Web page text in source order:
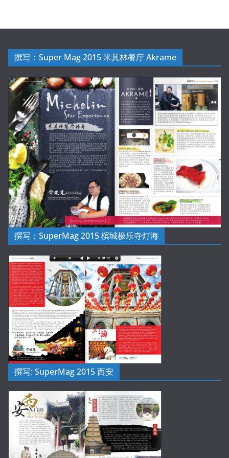
撰写：Super Mag 2015 米其林餐厅 Akrame
撰写：SuperMag 2015 槟城极乐寺灯海
撰写: SuperMag 2015 西安